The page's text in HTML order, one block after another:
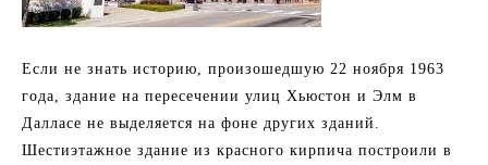
Если не знать историю, произошедшую 22 ноября 1963
года, здание на пересечении улиц Хьюстон и Элм в
Далласе не выделяется на фоне других зданий.
Шестиэтажное здание из красного кирпича построили в